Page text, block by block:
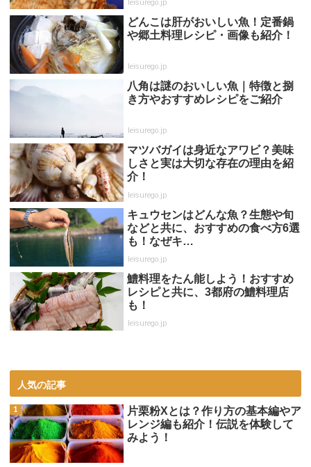
leisurego.jp
どんこは肝がおいしい魚！定番鍋
や郷土料理レシピ・画像も紹介！
leisurego.jp
八角は謎のおいしい魚｜特徴と捌
き方やおすすめレシピをご紹介
leisurego.jp
マツバガイは身近なアワビ？美味
しさと実は大切な存在の理由を紹
介！
leisurego.jp
キュウセンはどんな魚？生態や旬
などと共に、おすすめの食べ方6選
も！なぜキ…
leisurego.jp
鱧料理をたん能しよう！おすすめ
レシピと共に、3都府の鱧料理店
も！
leisurego.jp
人気の記事
片栗粉Xとは？作り方の基本編やア
レンジ編も紹介！伝説を体験して
みよう！